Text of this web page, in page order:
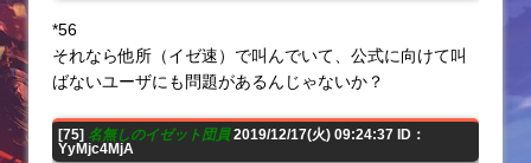
*56
それなら他所（イゼ速）で叫んでいて、公式に向けて叫
ばないユーザにも問題があるんじゃないか？
[75] 名無しのイゼット団員2019/12/17(火) 09:24:37 ID：
YyMjc4MjA